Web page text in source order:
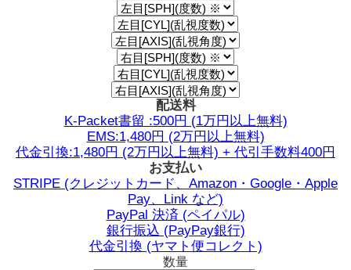
配送料
K-Packet書留 :500円 (1万円以上無料)
EMS:1,480円 (2万円以上無料)
代金引換:1,480円 (2万円以上無料) + 代引手数料400円
お支払い
STRIPE (クレジットカード、Amazon・Google・Apple
Pay、Link など)
PayPal 決済 (ペイパル)
銀行振込 (PayPay銀行)
代金引換 (ヤマト便コレクト)
数量